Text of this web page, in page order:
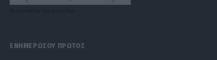
ΕΝΗΜΕΡΩΣΟΥ ΠΡΩΤΟΣ